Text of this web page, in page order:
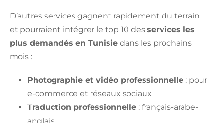
D’autres services gagnent rapidement du terrain
et pourraient intégrer le top 10 des services les
plus demandés en Tunisie dans les prochains
mois :
Photographie et vidéo professionnelle : pour
e-commerce et réseaux sociaux
Traduction professionnelle : français-arabe-
anglais